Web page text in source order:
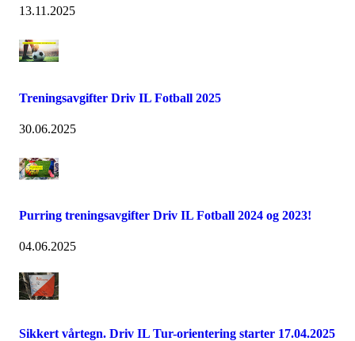
13.11.2025
Treningsavgifter Driv IL Fotball 2025
30.06.2025
Purring treningsavgifter Driv IL Fotball 2024 og 2023!
04.06.2025
Sikkert vårtegn. Driv IL Tur-orientering starter 17.04.2025